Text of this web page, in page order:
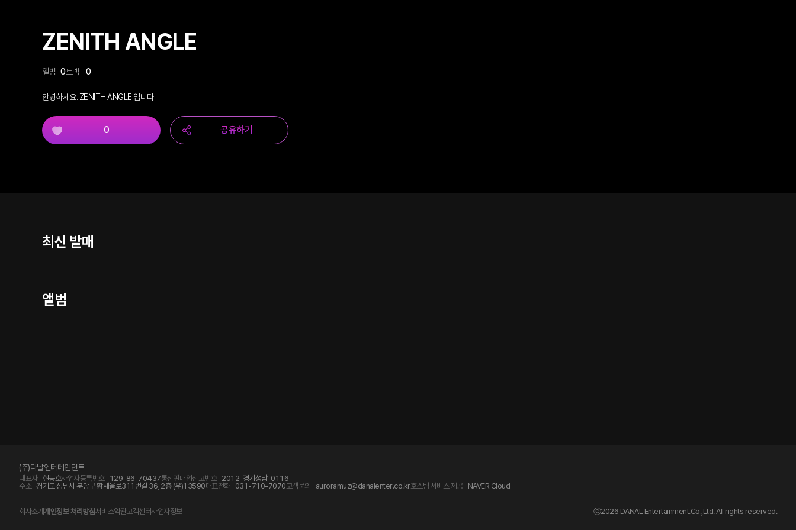
ZENITH ANGLE
앨범 0트랙 0
안녕하세요. ZENITH ANGLE 입니다.
0 공유하기
최신 발매
앨범
(주)다날엔터테인먼트
대표자 현능호사업자등록번호 129-86-70437통신판매업신고번호 2012-경기성남-0116
주소 경기도 성남시 분당구 황새울로311번길 36, 2층 (우)13590대표전화 031-710-7070고객문의 auroramuz@danalenter.co.kr호스팅 서비스 제공 NAVER Cloud
회사소개개인정보 처리방침서비스약관고객센터사업자정보 ⓒ2026 DANAL Entertainment.Co.,Ltd. All rights reserved.